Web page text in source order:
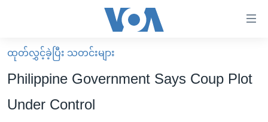
လွယ်ကူ
စေ
သည့်
မူလစာမျက်နှာ
မြန်မာ
ကမ္ဘာ့သတင်းများ
ထုတ်လွှင့်ခဲ့ပြီး သတင်းများ
Philippine Government Says Coup Plot
Under Control